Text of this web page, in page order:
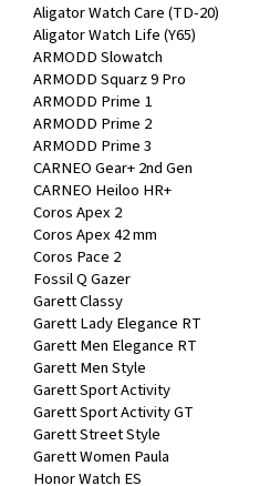
Aligator Watch Care (TD-20)
Aligator Watch Life (Y65)
ARMODD Slowatch
ARMODD Squarz 9 Pro
ARMODD Prime 1
ARMODD Prime 2
ARMODD Prime 3
CARNEO Gear+ 2nd Gen
CARNEO Heiloo HR+
Coros Apex 2
Coros Apex 42 mm
Coros Pace 2
Fossil Q Gazer
Garett Classy
Garett Lady Elegance RT
Garett Men Elegance RT
Garett Men Style
Garett Sport Activity
Garett Sport Activity GT
Garett Street Style
Garett Women Paula
Honor Watch ES